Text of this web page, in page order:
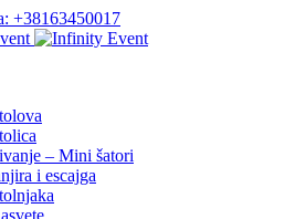
+38163450017
– Mini šatori
i escajga